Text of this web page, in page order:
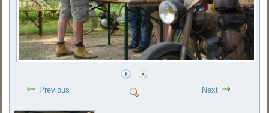
Previous Next